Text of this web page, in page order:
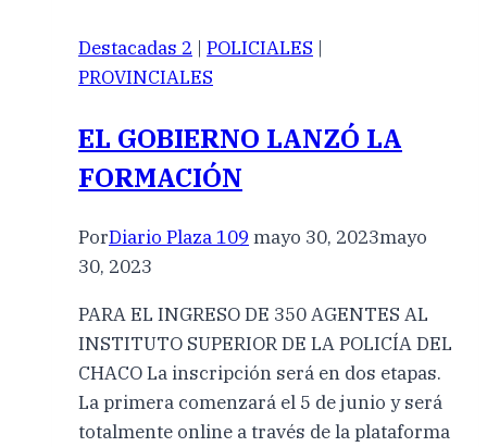
Destacadas 2 | POLICIALES |
PROVINCIALES
EL GOBIERNO LANZÓ LA
FORMACIÓN
PorDiario Plaza 109 mayo 30, 2023mayo
30, 2023
PARA EL INGRESO DE 350 AGENTES AL
INSTITUTO SUPERIOR DE LA POLICÍA DEL
CHACO La inscripción será en dos etapas.
La primera comenzará el 5 de junio y será
totalmente online a través de la plataforma